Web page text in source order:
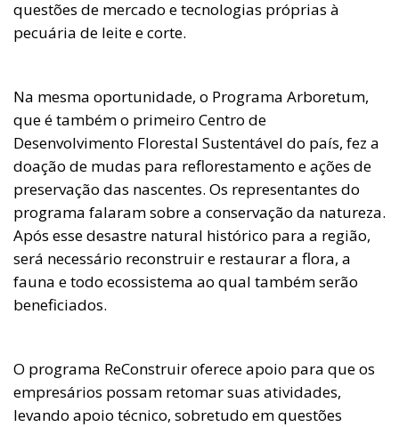
questões de mercado e tecnologias próprias à
pecuária de leite e corte.
Na mesma oportunidade, o Programa Arboretum,
que é também o primeiro Centro de
Desenvolvimento Florestal Sustentável do país, fez a
doação de mudas para reflorestamento e ações de
preservação das nascentes. Os representantes do
programa falaram sobre a conservação da natureza.
Após esse desastre natural histórico para a região,
será necessário reconstruir e restaurar a flora, a
fauna e todo ecossistema ao qual também serão
beneficiados.
O programa ReConstruir oferece apoio para que os
empresários possam retomar suas atividades,
levando apoio técnico, sobretudo em questões